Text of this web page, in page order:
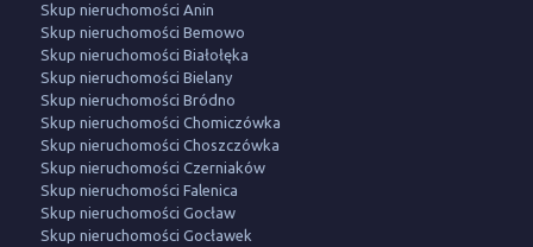
Skup nieruchomości Anin
Skup nieruchomości Bemowo
Skup nieruchomości Białołęka
Skup nieruchomości Bielany
Skup nieruchomości Bródno
Skup nieruchomości Chomiczówka
Skup nieruchomości Choszczówka
Skup nieruchomości Czerniaków
Skup nieruchomości Falenica
Skup nieruchomości Gocław
Skup nieruchomości Gocławek